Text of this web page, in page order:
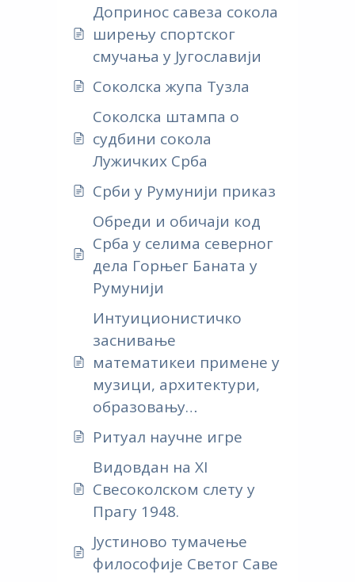
Допринос савеза сокола
ширењу спортског
смучања у Југославији
Соколска жупа Тузла
Соколска штампа о
судбини сокола
Лужичких Срба
Срби у Румунији приказ
Обреди и обичаји код
Срба у селима северног
дела Горњег Баната у
Румунији
Интуиционистичко
заснивање
математикеи примене у
музици, архитектури,
образовању…
Ритуал научне игре
Видовдан на XI
Свесоколском слету у
Прагу 1948.
Јустиново тумачење
философије Светог Саве